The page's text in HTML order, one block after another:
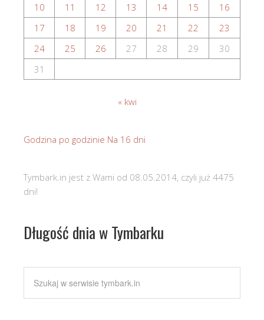
10
11 12 13 14 15
16
17
18 19 20 21 22
23
24
25 26 27 28 29
30
31
« kwi
Godzina po godzinie Na 16 dni
Tymbark.in jest z Wami od 08.05.2014, czyli już 4475
dni!
Długość dnia w Tymbarku